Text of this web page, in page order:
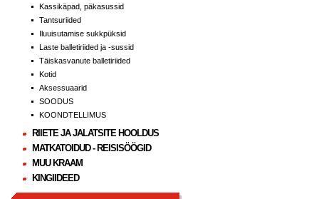
Kassikäpad, päkasussid
Tantsuriided
Iluuisutamise sukkpüksid
Laste balletiriided ja -sussid
Täiskasvanute balletiriided
Kotid
Aksessuaarid
SOODUS
KOONDTELLIMUS
RIIETE JA JALATSITE HOOLDUS
MATKATOIDUD - REISISÖÖGID
MUU KRAAM
KINGIIDEED